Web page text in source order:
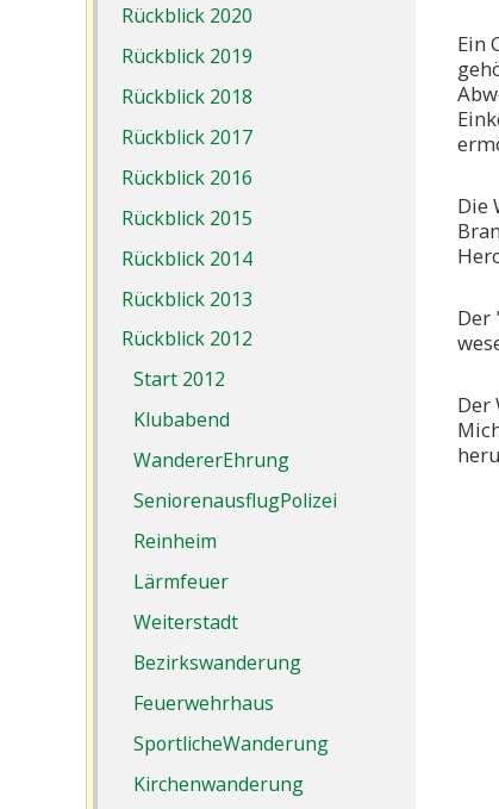
Rückblick 2020
Rückblick 2019
Rückblick 2018
Rückblick 2017
Rückblick 2016
Rückblick 2015
Rückblick 2014
Rückblick 2013
Rückblick 2012
Start 2012
Klubabend
WandererEhrung
SeniorenausflugPolizei
Reinheim
Lärmfeuer
Weiterstadt
Bezirkswanderung
Feuerwehrhaus
SportlicheWanderung
Kirchenwanderung
Ein
Die
Der
Der
In